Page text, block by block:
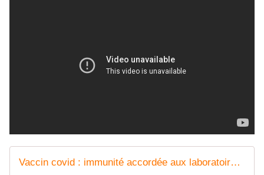
Vaccin covid : immunité accordée aux laboratoires par la commission européenne